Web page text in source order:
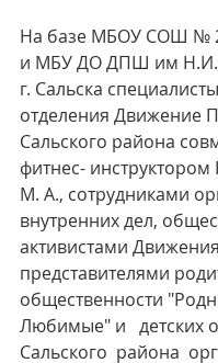
На базе МБОУ СОШ №
и МБУ ДО ДПШ им Н.И.
г. Сальска
отделения Движение
Сальского района
фитнес-
М. А., сотрудниками
внутренних дел,
активистами
представителями
общественности
Любимые" и   детских
Сальского  района